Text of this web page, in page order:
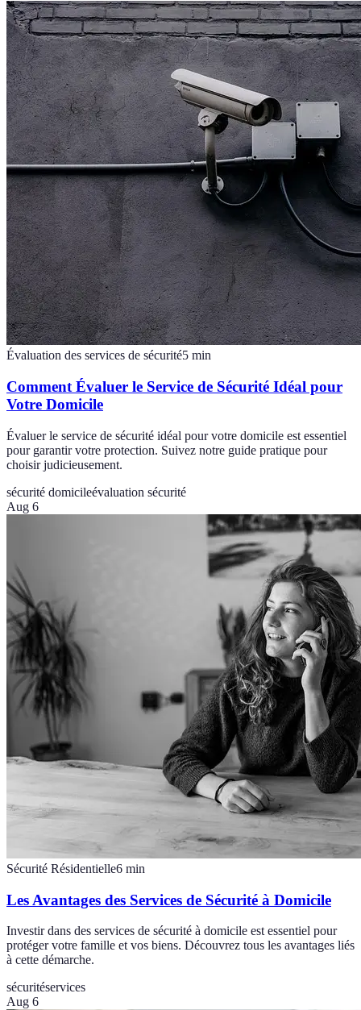
Évaluation des services de sécurité5 min
Comment Évaluer le Service de Sécurité Idéal pour
Votre Domicile
Évaluer le service de sécurité idéal pour votre domicile est essentiel
pour garantir votre protection. Suivez notre guide pratique pour
choisir judicieusement.
sécurité domicileévaluation sécurité
Aug 6
Sécurité Résidentielle6 min
Les Avantages des Services de Sécurité à Domicile
Investir dans des services de sécurité à domicile est essentiel pour
protéger votre famille et vos biens. Découvrez tous les avantages liés
à cette démarche.
sécuritéservices
Aug 6